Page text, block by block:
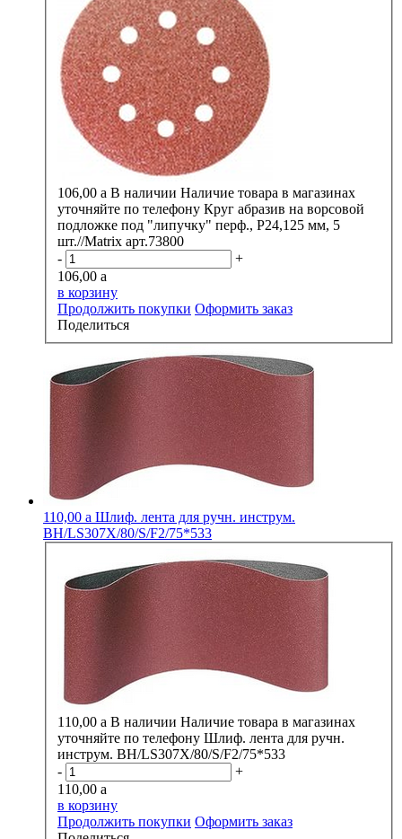
106,00 a В наличии Наличие товара в магазинах
уточняйте по телефону Круг абразив на ворсовой
подложке под "липучку" перф., Р24,125 мм, 5
шт.//Matrix арт.73800
-
+
106,00 a
в корзину
Продолжить покупки Оформить заказ
Поделиться
110,00 a Шлиф. лента для ручн. инструм.
BH/LS307X/80/S/F2/75*533
110,00 a В наличии Наличие товара в магазинах
уточняйте по телефону Шлиф. лента для ручн.
инструм. BH/LS307X/80/S/F2/75*533
-
+
110,00 a
в корзину
Продолжить покупки Оформить заказ